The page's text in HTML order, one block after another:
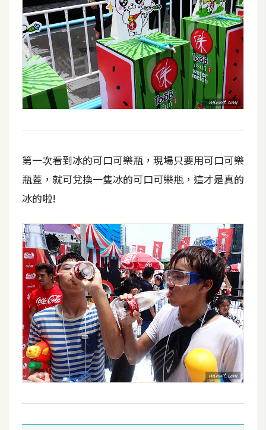
第一次看到冰的可口可樂瓶，現場只要用可口可樂
瓶蓋，就可兌換一隻冰的可口可樂瓶，這才是真的
冰的啦!